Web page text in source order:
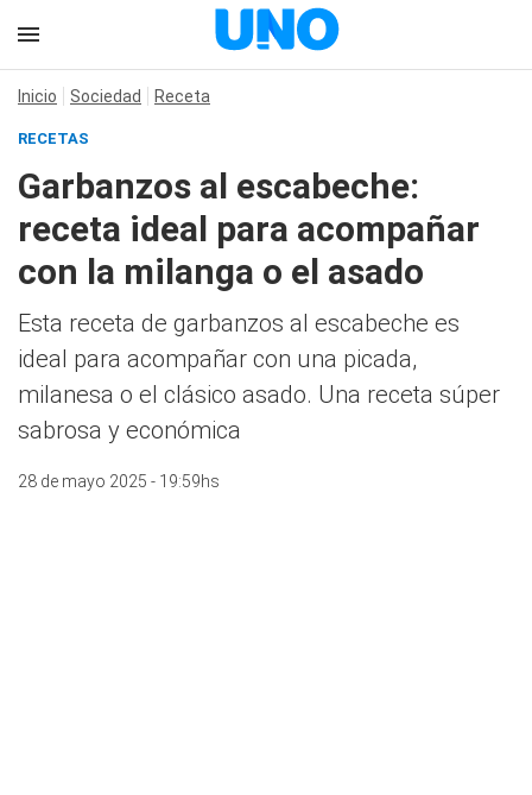
Inicio Sociedad Receta
RECETAS
Garbanzos al escabeche:
receta ideal para acompañar
con la milanga o el asado
Esta receta de garbanzos al escabeche es
ideal para acompañar con una picada,
milanesa o el clásico asado. Una receta súper
sabrosa y económica
28 de mayo 2025 - 19:59hs